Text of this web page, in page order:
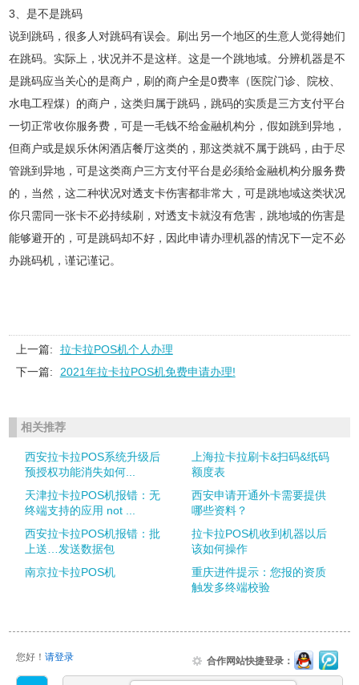
3、是不是跳码
说到跳码，很多人对跳码有误会。刷出另一个地区的生意人觉得她们
在跳码。实际上，状况并不是这样。这是一个跳地域。分辨机器是不
是跳码应当关心的是商户，刷的商户全是0费率（医院门诊、院校、
水电工程煤）的商户，这类归属于跳码，跳码的实质是三方支付平台
一切正常收你服务费，可是一毛钱不给金融机构分，假如跳到异地，
但商户或是娱乐休闲酒店餐厅这类的，那这类就不属于跳码，由于尽
管跳到异地，可是这类商户三方支付平台是必须给金融机构分服务费
的，当然，这二种状况对透支卡伤害都非常大，可是跳地域这类状况
你只需同一张卡不必持续刷，对透支卡就沒有危害，跳地域的伤害是
能够避开的，可是跳码却不好，因此申请办理机器的情况下一定不必
办跳码机，谨记谨记。
上一篇:
拉卡拉POS机个人办理
下一篇:
2021年拉卡拉POS机免费申请办理!
相关推荐
西安拉卡拉POS系统升级后
预授权功能消失如何...
上海拉卡拉刷卡&扫码&纸码
额度表
天津拉卡拉POS机报错：无
终端支持的应用 not ...
西安申请开通外卡需要提供
哪些资料？
西安拉卡拉POS机报错：批
上送…发送数据包
拉卡拉POS机收到机器以后
该如何操作
南京拉卡拉POS机
重庆进件提示：您报的资质
触发多终端校验
您好！ 请登录 合作网站快捷登录：